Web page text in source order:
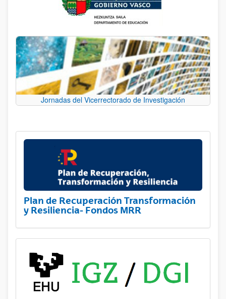
Jornadas del Vicerrectorado de Investigación
Plan de Recuperación Transformación
y Resiliencia- Fondos MRR